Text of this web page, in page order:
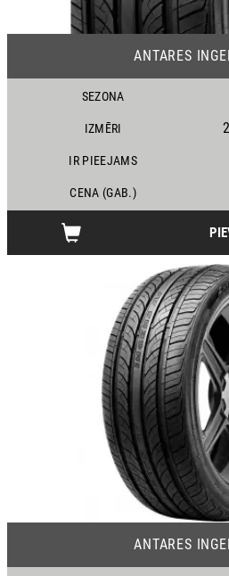
ANTARES
SEZONA
IZMĒRI
IR PIEEJAMS
CENA (GAB.)
ANTARES